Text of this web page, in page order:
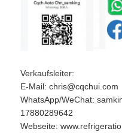
Verkaufsleiter:
E-Mail: chris@cqchui.com
WhatsApp/WeChat:
17880289642
Webseite: